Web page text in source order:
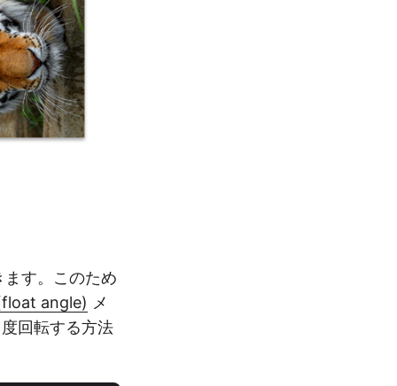
す。このため
angle) メ
回転する方法